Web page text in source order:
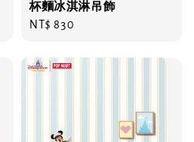
杯麵冰淇淋吊飾
Regular
NT$ 830